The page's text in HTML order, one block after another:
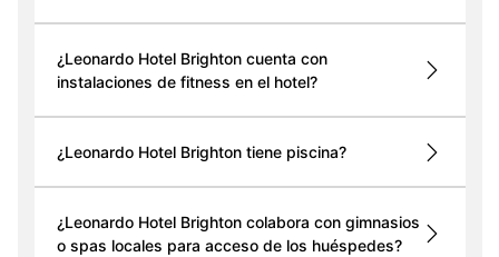
¿Leonardo Hotel Brighton cuenta con
instalaciones de fitness en el hotel?
¿Leonardo Hotel Brighton tiene piscina?
¿Leonardo Hotel Brighton colabora con gimnasios
o spas locales para acceso de los huéspedes?